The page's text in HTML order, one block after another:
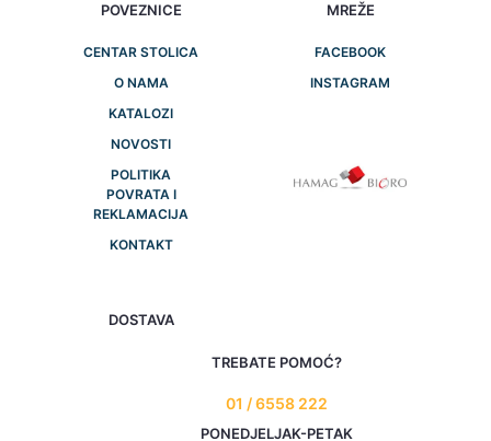
POVEZNICE
CENTAR STOLICA
O NAMA
KATALOZI
NOVOSTI
POLITIKA
POVRATA I
REKLAMACIJA
KONTAKT
DOSTAVA
MREŽE
FACEBOOK
INSTAGRAM
TREBATE POMOĆ?
01 / 6558 222
PONEDJELJAK-PETAK